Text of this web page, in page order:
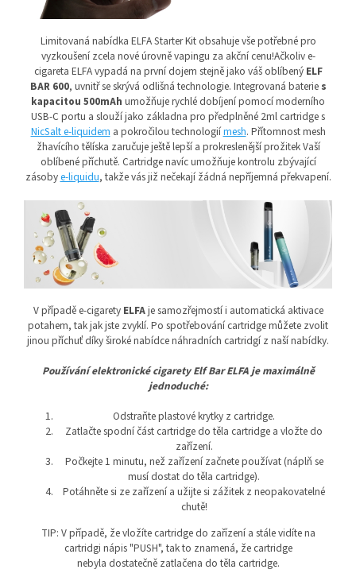
Limitovaná nabídka ELFA Starter Kit obsahuje vše potřebné pro
vyzkoušení zcela nové úrovně vapingu za akční cenu!Ačkoliv e-
cigareta ELFA vypadá na první dojem stejně jako váš oblíbený ELF
BAR 600, uvnitř se skrývá odlišná technologie. Integrovaná baterie s
kapacitou 500mAh umožňuje rychlé dobíjení pomocí moderního
USB-C portu a slouží jako základna pro předplněné 2ml cartridge s
NicSalte-liquidem a pokročilou technologiímesh. Přítomnost mesh
žhavícího tělíska zaručuje ještě lepší a prokreslenější prožitek Vaší
oblíbené příchutě. Cartridge navíc umožňuje kontrolu zbývající
zásobye-liquidu, takže vás již nečekají žádná nepříjemná překvapení.
V případě e-cigaretyELFAje samozřejmostí i automatická aktivace
potahem, tak jak jste zvyklí. Po spotřebování cartridge můžete zvolit
jinou příchuť díky široké nabídce náhradních cartridgí z naší nabídky.
Používání elektronické cigarety Elf Bar ELFA je maximálně
jednoduché:
Odstraňte plastové krytky z cartridge.
Zatlačte spodní část cartridge do těla cartridge a vložte do
zařízení.
Počkejte 1 minutu, než zařízení začnete používat (náplň se
musí dostat do těla cartridge).
Potáhněte si ze zařízení a užijte si zážitek z neopakovatelné
chutě!
TIP: V případě, že vložíte cartridge do zařízení a stále vidíte na
cartridgi nápis "PUSH", tak to znamená, že cartridge
nebyla dostatečně zatlačena do těla cartridge.